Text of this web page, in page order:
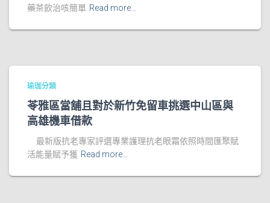
藥茶飲治咳簡單 Read more…
瑜珈分類
苓雅區當舖且對於新竹免留車挑選中山區與
高雄機車借款
最新版抗老專家評選專業護理抗老眼霜依照時間匯聚賦
活能量賦予獲 Read more…